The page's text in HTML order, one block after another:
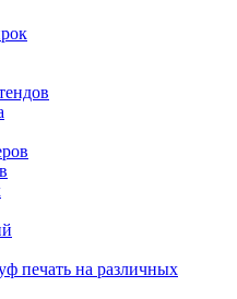
печать на различных